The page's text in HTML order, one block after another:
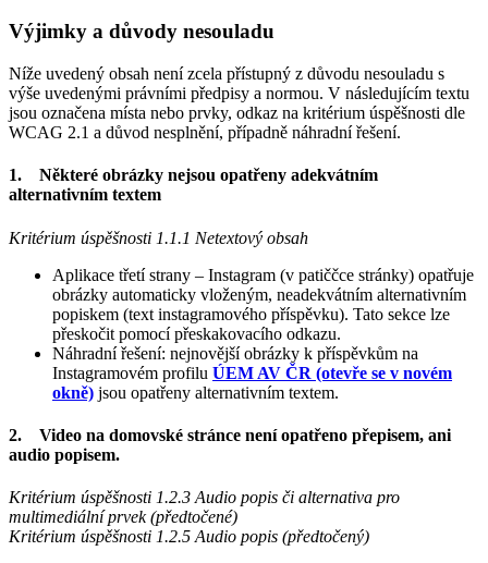
Výjimky a důvody nesouladu
Níže uvedený obsah není zcela přístupný z důvodu nesouladu s
výše uvedenými právními předpisy a normou. V následujícím textu
jsou označena místa nebo prvky, odkaz na kritérium úspěšnosti dle
WCAG 2.1 a důvod nesplnění, případně náhradní řešení.
1. Některé obrázky nejsou opatřeny adekvátním
alternativním textem
Kritérium úspěšnosti 1.1.1 Netextový obsah
Aplikace třetí strany – Instagram (v patiččce stránky) opatřuje
obrázky automaticky vloženým, neadekvátním alternativním
popiskem (text instagramového příspěvku). Tato sekce lze
přeskočit pomocí přeskakovacího odkazu.
Náhradní řešení: nejnovější obrázky k příspěvkům na
Instagramovém profilu ÚEM AV ČR (otevře se v novém
okně) jsou opatřeny alternativním textem.
2. Video na domovské stránce není opatřeno přepisem, ani
audio popisem.
Kritérium úspěšnosti 1.2.3 Audio popis či alternativa pro
multimediální prvek (předtočené)
Kritérium úspěšnosti 1.2.5 Audio popis (předtočený)